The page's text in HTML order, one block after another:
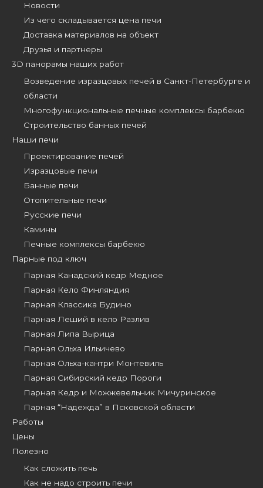
Новости
Из чего складывается цена печи
Доставка материалов на объект
Друзья и партнеры
3D панорамы наших работ
Возведение изразцовых печей в Санкт-Петербурге и
области
Многофункциональные печные комплексы барбекю
Строительство банных печей
Наши печи
Проектирование печей
Изразцовые печи
Банные печи
Отопительные печи
Русские печи
Камины
Печные комплексы барбекю
Парные под ключ
Парная Канадский кедр Медное
Парная Кело Финляндия
Парная Классика Будино
Парная Леший в кело Разлив
Парная Липа Вырица
Парная Ольха Ильичево
Парная Ольха-кантри Монтевиль
Парная Сибирский кедр Пороги
Парная Кедр и Можжевельник Мичуринское
Парная “Надежда” в Псковской области
Работы
Цены
Полезно
Как сложить печь
Как не надо строить печи